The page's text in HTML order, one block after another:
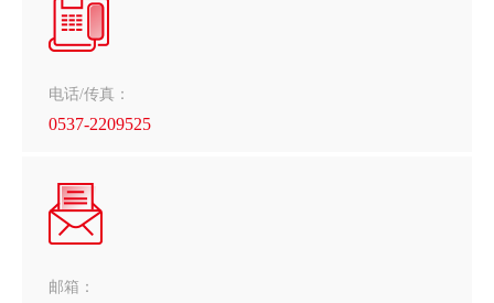
电话/传真：
0537-2209525
邮箱：